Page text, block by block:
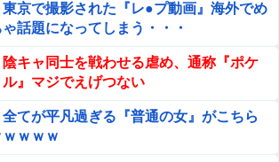
東京で撮影された『レ●プ動画』海外でめ
話題になってしまう・・・
陰キャ同士を戦わせる虐め、通称『ポケ
』マジでえげつない
全てが平凡過ぎる『普通の女』がこちら
ｗｗｗ